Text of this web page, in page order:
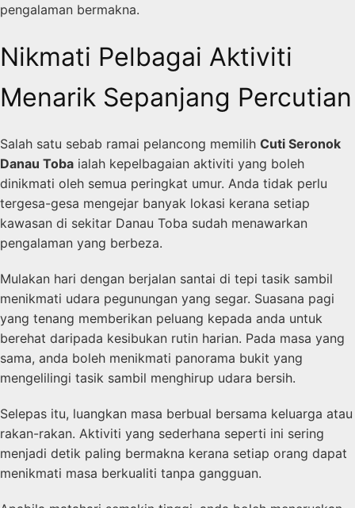
pengalaman bermakna.
Nikmati Pelbagai Aktiviti
Menarik Sepanjang Percutian
Salah satu sebab ramai pelancong memilih Cuti Seronok
Danau Toba ialah kepelbagaian aktiviti yang boleh
dinikmati oleh semua peringkat umur. Anda tidak perlu
tergesa-gesa mengejar banyak lokasi kerana setiap
kawasan di sekitar Danau Toba sudah menawarkan
pengalaman yang berbeza.
Mulakan hari dengan berjalan santai di tepi tasik sambil
menikmati udara pegunungan yang segar. Suasana pagi
yang tenang memberikan peluang kepada anda untuk
berehat daripada kesibukan rutin harian. Pada masa yang
sama, anda boleh menikmati panorama bukit yang
mengelilingi tasik sambil menghirup udara bersih.
Selepas itu, luangkan masa berbual bersama keluarga atau
rakan-rakan. Aktiviti yang sederhana seperti ini sering
menjadi detik paling bermakna kerana setiap orang dapat
menikmati masa berkualiti tanpa gangguan.